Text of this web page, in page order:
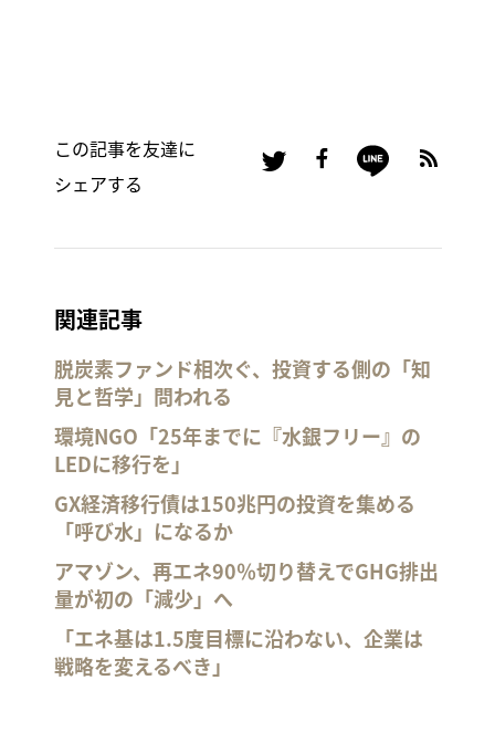
この記事を友達に
シェアする
関連記事
脱炭素ファンド相次ぐ、投資する側の「知
見と哲学」問われる
環境NGO「25年までに『水銀フリー』の
LEDに移行を」
GX経済移行債は150兆円の投資を集める
「呼び水」になるか
アマゾン、再エネ90％切り替えでGHG排出
量が初の「減少」へ
「エネ基は1.5度目標に沿わない、企業は
戦略を変えるべき」